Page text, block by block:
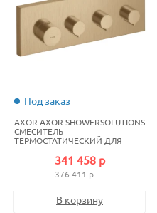
Под заказ
AXOR AXOR SHOWERSOLUTIONS
СМЕСИТЕЛЬ
ТЕРМОСТАТИЧЕСКИЙ ДЛЯ
BRUSHED BRONZE
341 458 р
376 411 р
В корзину